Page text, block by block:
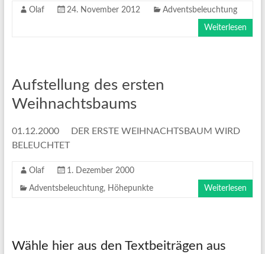
Olaf 24. November 2012 Adventsbeleuchtung
Weiterlesen
Aufstellung des ersten
Weihnachtsbaums
01.12.2000 DER ERSTE WEIHNACHTSBAUM WIRD
BELEUCHTET
Olaf 1. Dezember 2000
Adventsbeleuchtung, Höhepunkte Weiterlesen
Wähle hier aus den Textbeiträgen aus